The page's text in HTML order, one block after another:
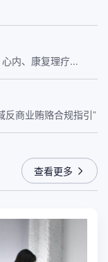
内、康复理疗...
反商业贿赂合规指引”
查看更多